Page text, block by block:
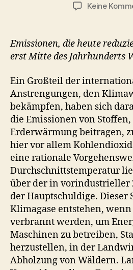
Keine
Emissionen, die heute
erst Mitte des Jahrhunderts
Ein Großteil der
Anstrengungen, den
bekämpfen, haben sich
die Emissionen von
Erderwärmung beitragen,
hier vor allem
eine rationale
Durchschnittstemperatur
über der in vorindustrieller
der Hauptschuldige. Dieser
Klimagase entstehen,
verbrannt werden, um
Maschinen zu betreiben,
herzustellen, in der
Abholzung von Wäldern.